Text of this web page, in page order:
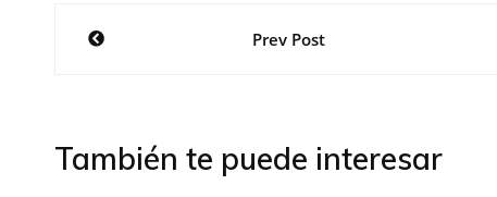
NavegaciónPrev Post
También te puede interesar